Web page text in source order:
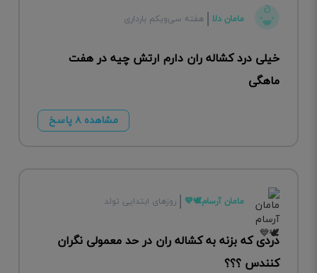
مامان دلا هفته سی‌ویکم بارداری
خیلی درد کشاله ران دارم ارتش چیه در هفت
ماهگی
مشاهده ۸ پاسخ
مامان آرسام🕊💙 روزهای ابتدایی تولد
دردی که بزنه به کشاله ران در حد معمولی نگران
کنندس ؟؟؟